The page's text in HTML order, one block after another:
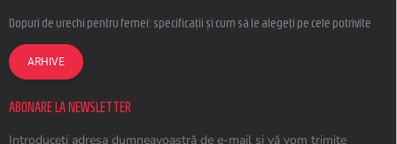
Dopuri de urechi pentru femei: specificații și cum să le alegeți pe cele potrivite
ARHIVE
ABONARE LA NEWSLETTER
Introduceţi adresa dumneavoastră de e-mail şi vă vom trimite